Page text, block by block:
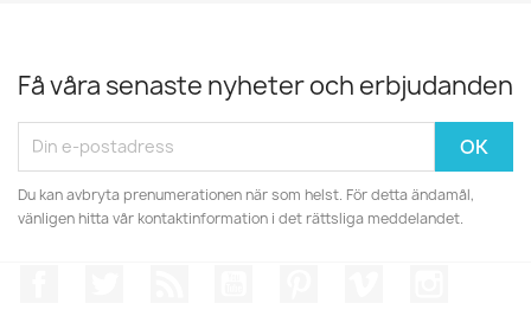
Få våra senaste nyheter och erbjudanden
Du kan avbryta prenumerationen när som helst. För detta ändamål,
vänligen hitta vår kontaktinformation i det rättsliga meddelandet.